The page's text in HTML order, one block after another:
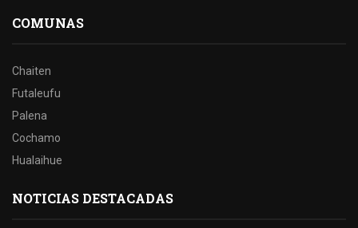
COMUNAS
Chaiten
Futaleufu
Palena
Cochamo
Hualaihue
NOTICIAS DESTACADAS